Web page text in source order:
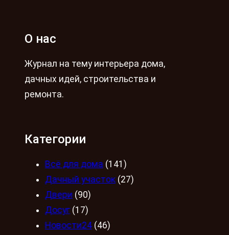
О нас
Журнал на тему интерьера дома,
дачных идей, строительства и
ремонта.
Категории
Всё для дома (141)
Дачный участок (27)
Двери (90)
Досуг (17)
Новости24 (46)